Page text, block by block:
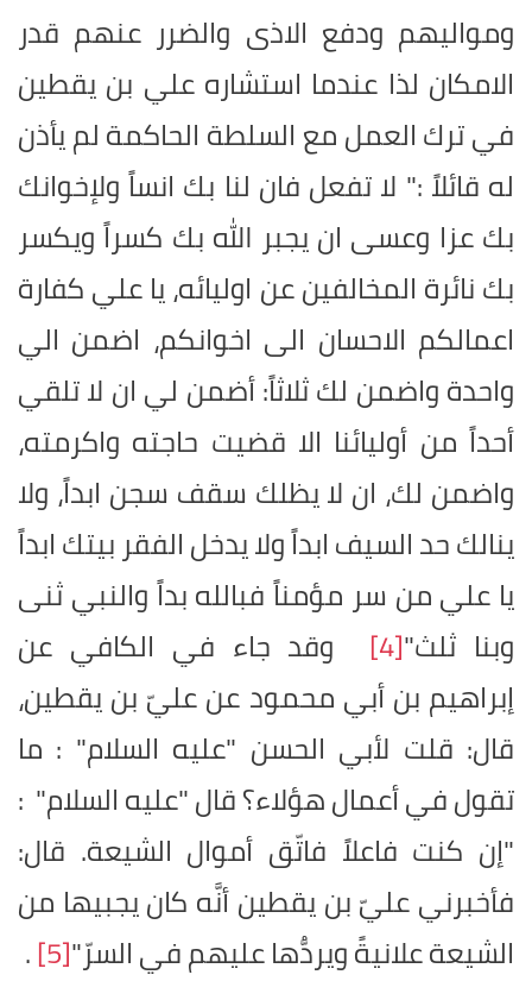
ومواليهم ودفع الاذى والضرر عنهم قدر
الامكان لذا عندما استشاره علي بن يقطين
في ترك العمل مع السلطة الحاكمة لم يأذن
له قائلاً :" لا تفعل فان لنا بك انساً ولإخوانك
بك عزا وعسى ان يجبر الله بك كسراً ويكسر
بك نائرة المخالفين عن اوليائه، يا علي كفارة
اعمالكم الاحسان الى اخوانكم، اضمن الي
واحدة واضمن لك ثلاثاً: أضمن لي ان لا تلقي
أحداً من أوليائنا الا قضيت حاجته واكرمته،
واضمن لك، ان لا يظلك سقف سجن ابداً، ولا
ينالك حد السيف ابداً ولا يدخل الفقر بيتك ابداً
يا علي من سر مؤمناً فبالله بداً والنبي ثنى
وبنا ثلث"[4] وقد جاء في الكافي عن
إبراهيم بن أبي محمود عن عليّ بن يقطين،
قال: قلت لأبي الحسن "عليه السلام" : ما
تقول في أعمال هؤلاء؟ قال "عليه السلام" :
"إن كنت فاعلاً فاتّق أموال الشيعة. قال:
فأخبرني عليّ بن يقطين أنَّه كان يجبيها من
الشيعة علانيةً ويردُّها عليهم في السرّ"[5]
.